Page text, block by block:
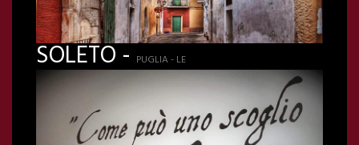
SOLETO -PUGLIA - LE